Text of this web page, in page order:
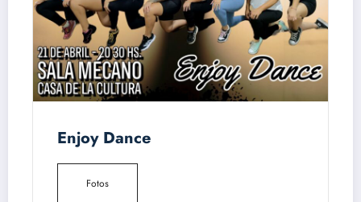
Enjoy Dance
Fotos